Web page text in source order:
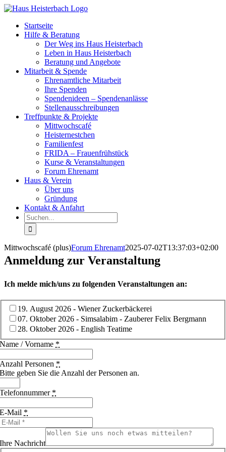
Zum
springenStartseite
Hilfe & Beratung
Der Weg ins Haus Heisterbach
Leben in Haus Heisterbach
Beratung und Angebote
Mitarbeit & Spende
Ehrenamtliche Mitarbeit
Ihre Spenden
Spendenideen – Spendenanlässe
Stellenausschreibungen
Treffpunkte & Projekte
Mittwochscafé
Heisternestchen
Familienfest
FRIDA – Frauenfrühstück
Kurse & Veranstaltungen
Forum Ehrenamt
Haus & Verein
Über uns
Gründung
Kontakt & Anfahrt
Suche
nach:
Mittwochscafé (plus)Forum Ehrenamt2025-07-02T13:37:03+02:00
Anmeldung zur Veranstaltung
Ich melde mich/uns zu folgenden Veranstaltungen an:
19. August 2026 - Wiener Zuckerbäckerei
07. Oktober 2026 - Simsalabim - Zauberer Felix Bergmann
28. Oktober 2026 - English Teatime
Name / Vorname *
Anzahl Personen *
Bitte geben Sie die Anzahl der Personen an.
Telefonnummer *
E-Mail *
Ihre Nachricht